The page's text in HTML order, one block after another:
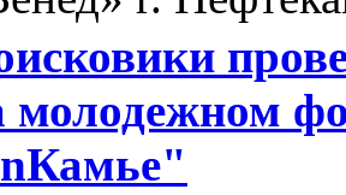
молодежном